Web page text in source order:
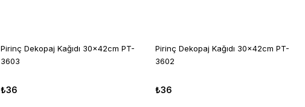
Pirinç Dekopaj Kağıdı 30x42cm PT-
3603
₺36
Pirinç Dekopaj Kağıdı 30x42cm PT-
3602
₺36